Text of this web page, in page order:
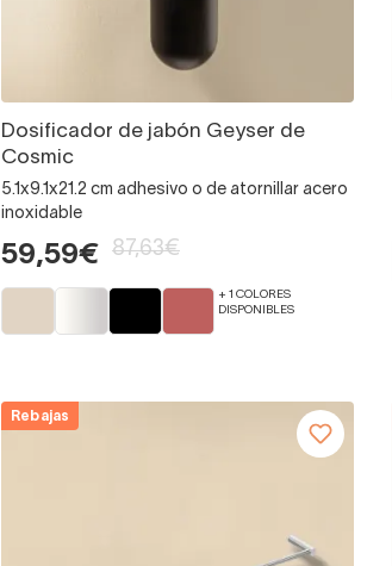
Dosificador de jabón Geyser de
Cosmic
5.1x9.1x21.2 cm adhesivo o de atornillar acero
inoxidable
59,59€ 87,63€
+ 1 COLORES
DISPONIBLES
Rebajas